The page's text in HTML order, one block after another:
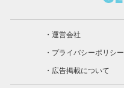
運営会社
プライバシーポリシー
広告掲載について